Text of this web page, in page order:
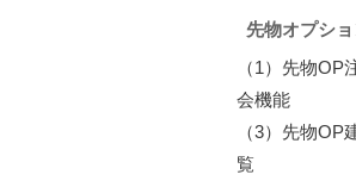
先物オプシ
（1） 先物OP
会機能
（3） 先物OP
覧